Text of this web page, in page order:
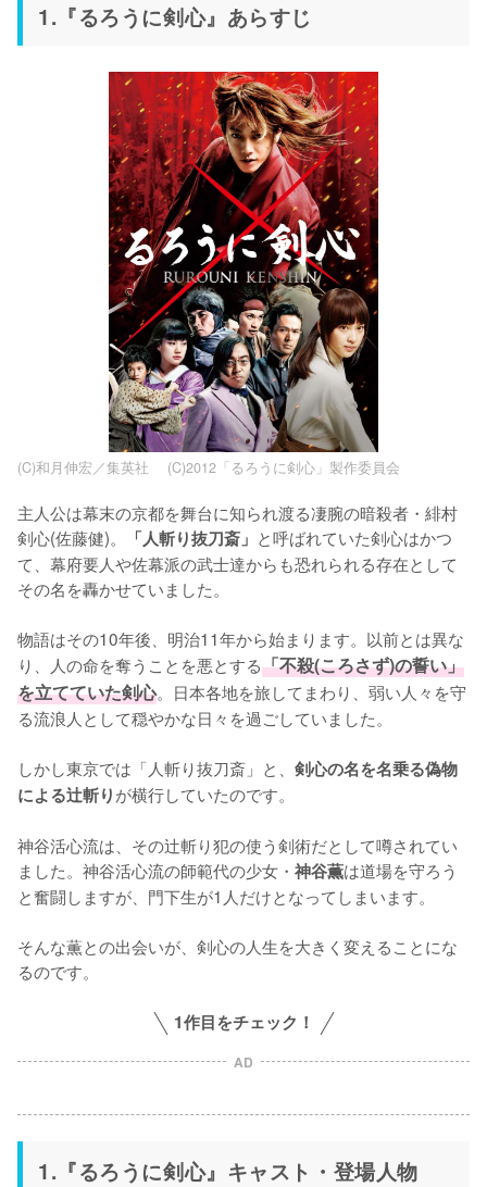
駒形由美 高橋メアリージュン
明神弥彦② 大八木凱斗
翁／柏崎念至 田中泯
佐渡島方治 滝藤賢一
三浦涼介
比古清十郎 福山雅治
鯨波兵庫 阿部進之介
丞威
雪代縁(幼少期) 荒木飛羽
明神弥彦③ 大西利空
八ツ目無名異 成田瑛基
一ノ瀬ワタル
平埜生成
奥野瑛太
池内万作
大西信満
1.『るろうに剣心』あらすじ
(C)和月伸宏／集英社 (C)2012「るろうに剣心」製作委員会
主人公は幕末の京都を舞台に知られ渡る凄腕の暗殺者・緋村
剣心(佐藤健)。
「人斬り抜刀斎」 と呼ばれていた剣心はかつ
て、幕府要人や佐幕派の武士達からも恐れられる存在として
その名を轟かせていました。
物語はその10年後、明治11年から始まります。以前とは異な
り、人の命を奪うことを悪とする「不殺(ころさず)の誓い」
を立てていた剣心。日本各地を旅してまわり、弱い人々を守
る流浪人として穏やかな日々を過ごしていました。
しかし東京では「人斬り抜刀斎」と、 剣心の名を名乗る偽物
による辻斬りが横行していたのです。
神谷活心流は、その辻斬り犯の使う剣術だとして噂されてい
ました。神谷活心流の師範代の少女・ 神谷薫は道場を守ろう
と奮闘しますが、門下生が1人だけとなってしまいます。
そんな薫との出会いが、剣心の人生を大きく変えることにな
るのです。
1作目をチェック！
AD
1.『るろうに剣心』キャスト・登場人物